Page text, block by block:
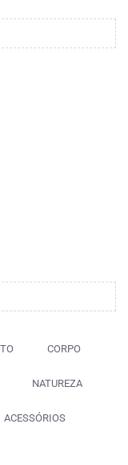
CORPO
NATUREZA
ACESSÓRIOS